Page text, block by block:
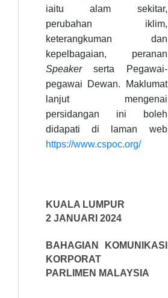
iaitu alam sekitar,
perubahan iklim,
keterangkuman dan
kepelbagaian, peranan
Speakerserta Pegawai-
pegawai Dewan. Maklumat
lanjut mengenai
persidangan ini boleh
didapati di laman web
https://www.cspoc.org/
KUALA LUMPUR
2 JANUARI 2024
BAHAGIAN KOMUNIKASI
KORPORAT
PARLIMEN MALAYSIA